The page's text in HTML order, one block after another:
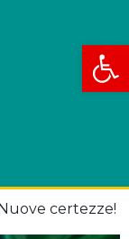
Apri
certezze!